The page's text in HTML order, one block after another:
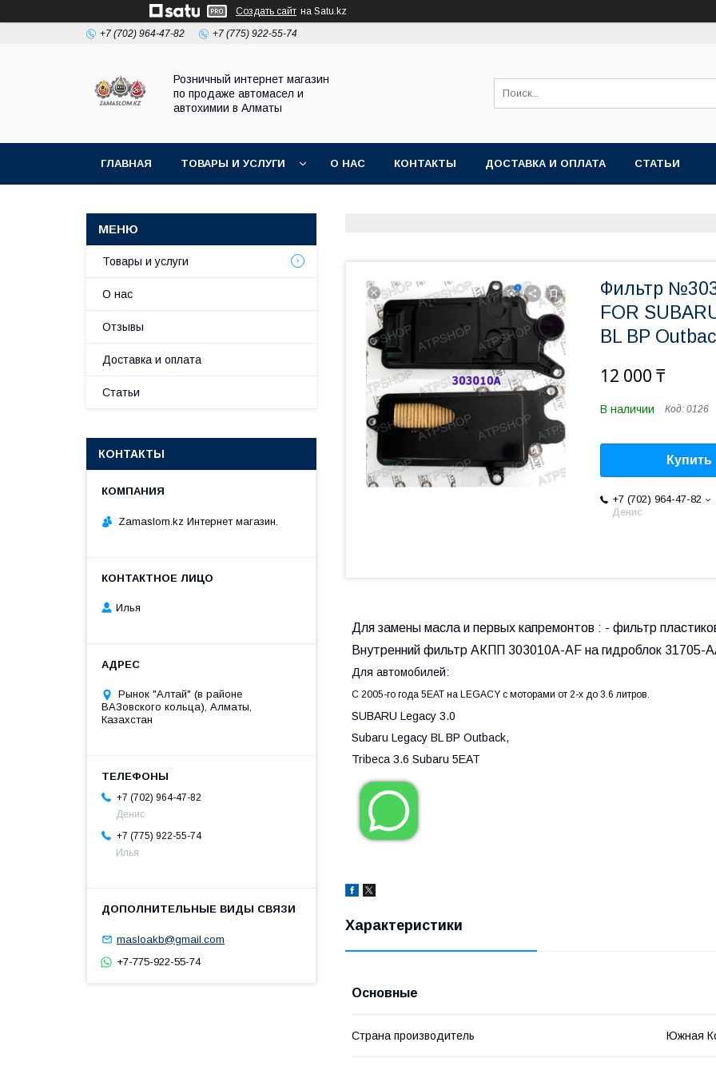
Создать сайт на Satu.kz
+7 (702) 964-47-82 +7 (775) 922-55-74
Розничный интернет магазин
по продаже автомасел и
автохимии в Алматы
ГЛАВНАЯ ТОВАРЫ И УСЛУГИ О НАС КОНТАКТЫ ДОСТАВКА И ОПЛАТА СТАТЬИ
Фильтр
FOR
BL BP
12 000 ₸
В наличии Код: 0126
Купить
+7 (702) 964-47-82
Денис
Для замены масла и первых капремонтов : - фильтр
Внутренний фильтр АКПП 303010A-AF на гидроблок 31705-
Для автомобилей:
С 2005-го года 5EAT на LEGACY с моторами от 2-х до 3.6 литров.
SUBARU Legacy 3.0
Subaru Legacy BL BP Outback,
Tribeca 3.6 Subaru 5EAT
Характеристики
Основные
Страна производитель Южная
Товары и услуги
О нас
Отзывы
Доставка и оплата
Статьи
КОНТАКТЫ
Zamaslom.kz Интернет магазин.
Илья
Рынок "Алтай" (в районе
ВАЗовского кольца), Алматы,
Казахстан
+7 (702) 964-47-82
Денис
+7 (775) 922-55-74
Илья
masloakb@gmail.com
+7-775-922-55-74